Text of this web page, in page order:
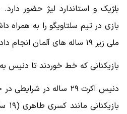
بلژیک و استاندارد لیژ حضور
بازی در تیم سلتاویگو را به همراه
ملی زیر ۱۹ ساله های آلمان انجام داده است.
بازیکنانی که خط خوردند تا دنیس
دنیس اکرت ۲۹ ساله در